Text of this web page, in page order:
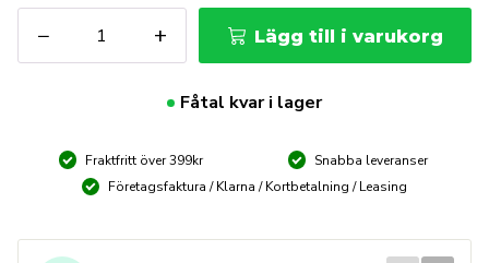
−
334
SK
Screwdriver
+ Lägg till i varukorg
Fåtal kvar i lager
Fraktfritt över 399kr
Snabba leveranser
Företagsfaktura / Klarna / Kortbetalning / Leasing